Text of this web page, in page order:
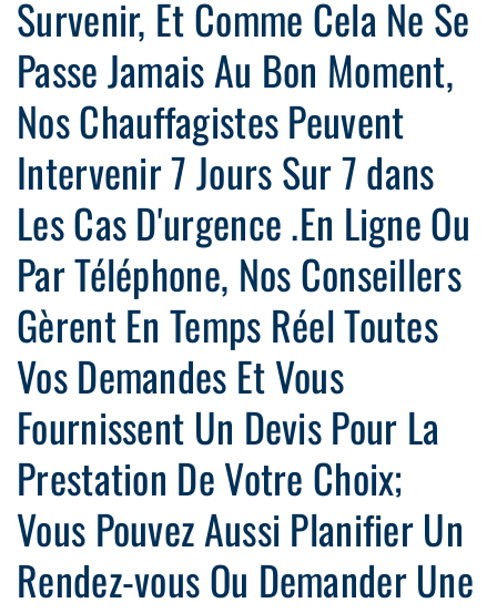
Survenir, Et Comme Cela Ne Se
Passe Jamais Au Bon Moment,
Nos Chauffagistes Peuvent
Intervenir 7 Jours Sur 7 dans
Les Cas D'urgence .En Ligne Ou
Par Téléphone, Nos Conseillers
Gèrent En Temps Réel Toutes
Vos Demandes Et Vous
Fournissent Un Devis Pour La
Prestation De Votre Choix;
Vous Pouvez Aussi Planifier Un
Rendez-vous Ou Demander Une